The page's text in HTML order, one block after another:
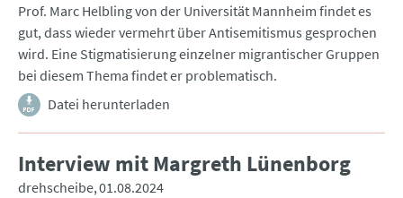
Prof. Marc Helbling von der Universität Mannheim findet es
gut, dass wieder vermehrt über Antisemitismus gesprochen
wird. Eine Stigmatisierung einzelner migrantischer Gruppen
bei diesem Thema findet er problematisch.
Datei herunterladen
Interview mit Margreth Lünenborg
drehscheibe 01.08.2024